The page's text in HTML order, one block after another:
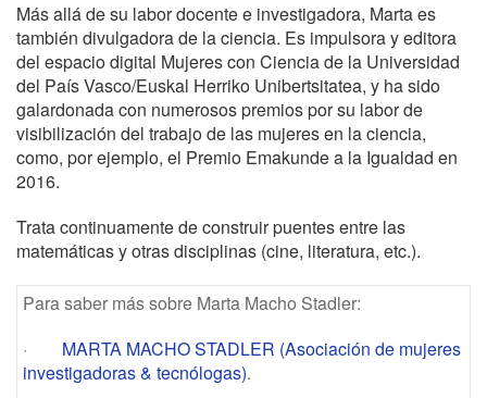
Más allá de su labor docente e investigadora, Marta es
también divulgadora de la ciencia. Es impulsora y editora
del espacio digital Mujeres con Ciencia de la Universidad
del País Vasco/Euskal Herriko Unibertsitatea, y ha sido
galardonada con numerosos premios por su labor de
visibilización del trabajo de las mujeres en la ciencia,
como, por ejemplo, el Premio Emakunde a la Igualdad en
2016.
Trata continuamente de construir puentes entre las
matemáticas y otras disciplinas (cine, literatura, etc.).
Para saber más sobre Marta Macho Stadler:
· MARTA MACHO STADLER (Asociación de mujeres
investigadoras & tecnólogas).